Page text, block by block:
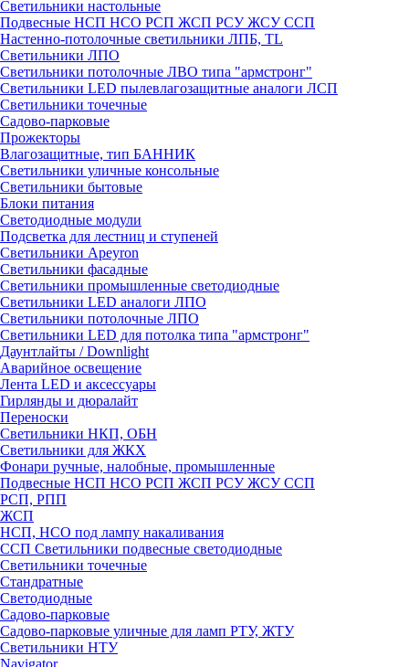
Светильники настольные
Подвесные НСП НСО РСП ЖСП РСУ ЖСУ ССП
Настенно-потолочные светильники ЛПБ, TL
Светильники ЛПО
Светильники потолочные ЛВО типа "армстронг"
Светильники LED пылевлагозащитные аналоги ЛСП
Светильники точечные
Садово-парковые
Прожекторы
Влагозащитные, тип БАННИК
Светильники уличные консольные
Светильники бытовые
Блоки питания
Светодиодные модули
Подсветка для лестниц и ступеней
Светильники Apeyron
Светильники фасадные
Светильники промышленные светодиодные
Светильники LED аналоги ЛПО
Светильники потолочные ЛПО
Светильники LED для потолка типа "армстронг"
Даунтлайты / Downlight
Аварийное освещение
Лента LED и аксессуары
Гирлянды и дюралайт
Переноски
Светильники НКП, ОБН
Светильники для ЖКХ
Фонари ручные, налобные, промышленные
Подвесные НСП НСО РСП ЖСП РСУ ЖСУ ССП
РСП, РПП
ЖСП
НСП, НСО под лампу накаливания
ССП Светильники подвесные светодиодные
Светильники точечные
Стандратные
Светодиодные
Садово-парковые
Садово-парковые уличные для ламп РТУ, ЖТУ
Светильники НТУ
Navigator